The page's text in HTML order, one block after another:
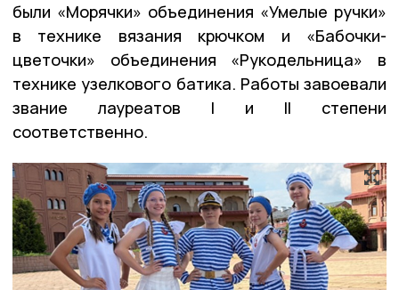
были «Морячки» объединения «Умелые ручки»
в технике вязания крючком и «Бабочки-
цветочки» объединения «Рукодельница» в
технике узелкового батика. Работы завоевали
звание лауреатов I и II степени
соответственно.